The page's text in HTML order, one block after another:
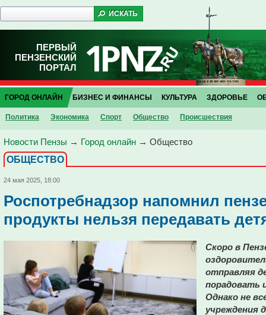
ПЕРВЫЙ
ПЕНЗЕНСКИЙ
ПОРТАЛ
ГОРОД ОНЛАЙН
Политика Экономика Спорт Общество Проиcшествия
БИЗНЕС И ФИНАНСЫ КУЛЬТУРА ЗДОРОВЬЕ
Новости Пензы → Город онлайн → Общество
ОБЩЕСТВО
24 мая 2025, 18:00
Роспотребнадзор напомнил
продукты нельзя передавать
Скоро в
отправляя
порадовать
Однако не
учреждения